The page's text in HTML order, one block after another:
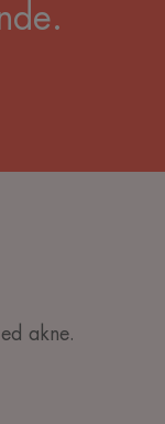
akne.